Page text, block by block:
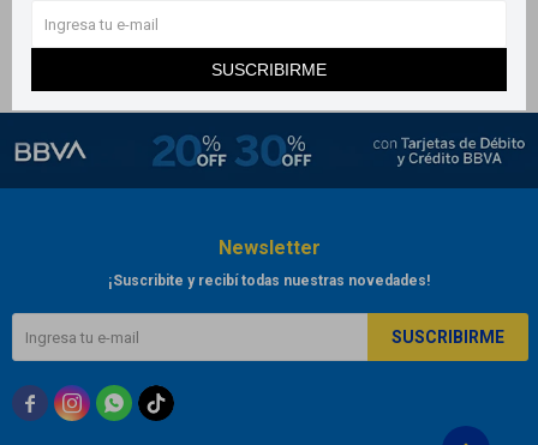
SUSCRIBIRME
Newsletter
¡Suscribite y recibí todas nuestras novedades!
SUSCRIBIRME
  